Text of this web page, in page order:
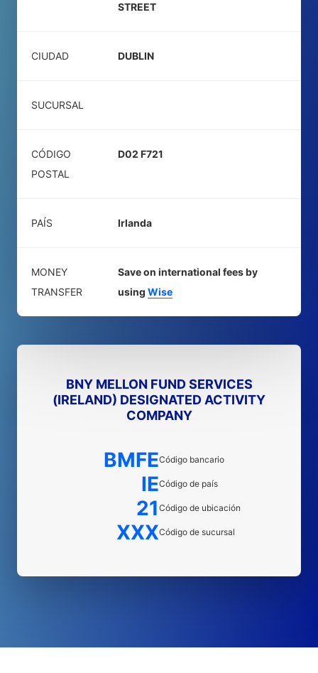
STREET
CIUDAD DUBLIN
SUCURSAL
CÓDIGO
POSTAL
D02 F721
PAÍS Irlanda
MONEY
TRANSFER
Save on international fees by
using Wise
BNY MELLON FUND SERVICES
(IRELAND) DESIGNATED ACTIVITY
COMPANY
BMFECódigo bancario
IECódigo de país
21 Código de ubicación
XXXCódigo de sucursal